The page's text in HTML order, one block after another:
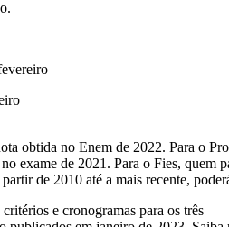
obtida no Enem de 2022. Para o
exame de 2021. Para o Fies, quem
de 2010 até a mais recente,
e cronogramas para os três